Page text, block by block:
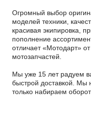
Огромный выбор
моделей техники,
красивая экипировка,
пополнение
отличает «Мотодарт»
мотозапчастей.
Мы уже 15 лет радуем
быстрой доставкой. Мы
только набираем